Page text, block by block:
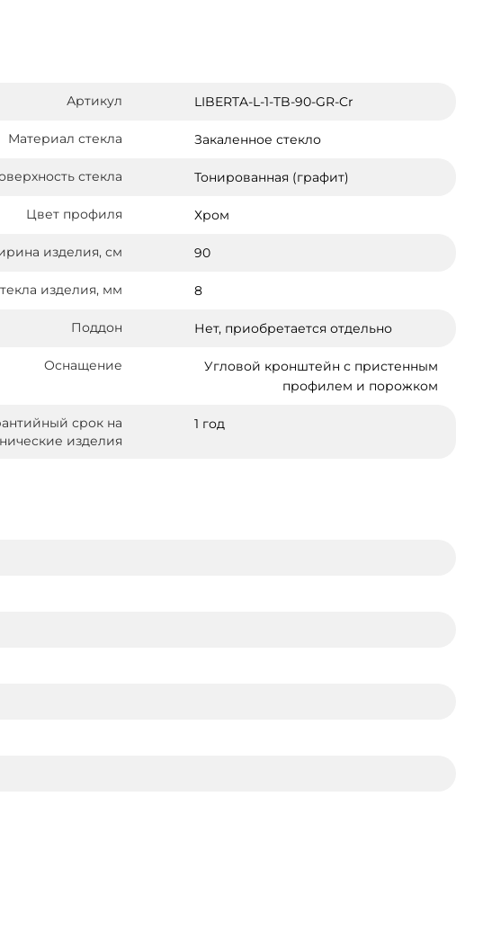
Артикул LIBERTA-L-1-TB-90-GR-Cr
Материал стекла Закаленное стекло
стекла Тонированная (графит)
Цвет профиля Хром
изделия, см 90
изделия, мм 8
Поддон Нет, приобретается отдельно
Оснащение
Угловой кронштейн с пристенным
профилем и порожком
срок на
изделия
1 год